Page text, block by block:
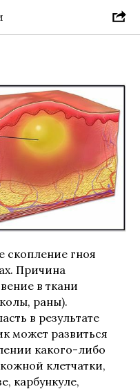
скопление гноя
Причина
в ткани
раны).
в результате
может развиться
какого-либо
клетчатки,
карбункуле,